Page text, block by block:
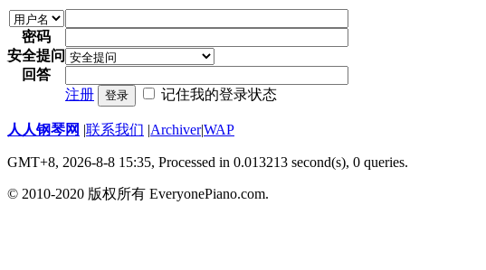
密码
安全提问
回答
注册
登录 记住我的登录状态
人人钢琴网 |联系我们 |Archiver|WAP
GMT+8, 2026-8-8 15:35, Processed in 0.013213 second(s), 0 queries.
© 2010-2020 版权所有 EveryonePiano.com.